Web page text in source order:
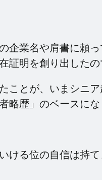
企業名や肩書に頼
証明を創り出した
ことが、いまシニ
略歴」のベースに
ける位の自信は持